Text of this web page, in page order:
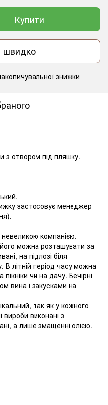
Купити
швидко
знижки
з отвором під пляшку.
застосовує менеджер
компанією.
можна розташувати за
на підлозі біля
В літній період часу можна
чи на дачу. Вечірні
вина і закусками на
так як у кожного
вироби виконані з
а лише змащенні олією.